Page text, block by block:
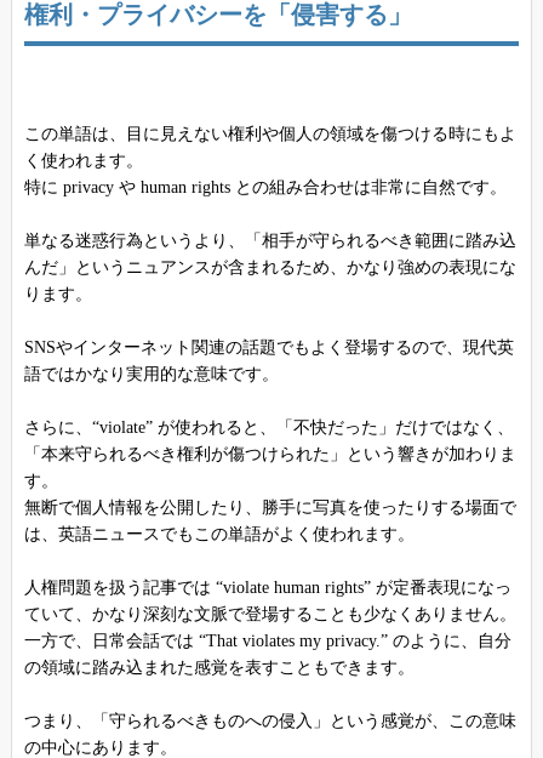
権利・プライバシーを「侵害する」
この単語は、目に見えない権利や個人の領域を傷つける時にもよ
く使われます。
特に privacy や human rights との組み合わせは非常に自然です。
単なる迷惑行為というより、「相手が守られるべき範囲に踏み込
んだ」というニュアンスが含まれるため、かなり強めの表現にな
ります。
SNSやインターネット関連の話題でもよく登場するので、現代英
語ではかなり実用的な意味です。
さらに、“violate” が使われると、「不快だった」だけではなく、
「本来守られるべき権利が傷つけられた」という響きが加わりま
す。
無断で個人情報を公開したり、勝手に写真を使ったりする場面で
は、英語ニュースでもこの単語がよく使われます。
人権問題を扱う記事では “violate human rights” が定番表現になっ
ていて、かなり深刻な文脈で登場することも少なくありません。
一方で、日常会話では “That violates my privacy.” のように、自分
の領域に踏み込まれた感覚を表すこともできます。
つまり、「守られるべきものへの侵入」という感覚が、この意味
の中心にあります。